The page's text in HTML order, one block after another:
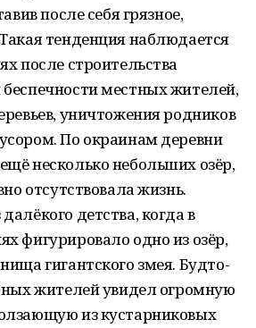
после себя грязное,
тенденция наблюдается
после строительства
местных жителей,
уничтожения родников
По окраинам деревни
несколько небольших озёр,
отсутствовала жизнь.
детства, когда в
фигурировало одно из озёр,
гигантского змея. Будто-
жителей увидел огромную
из кустарниковых